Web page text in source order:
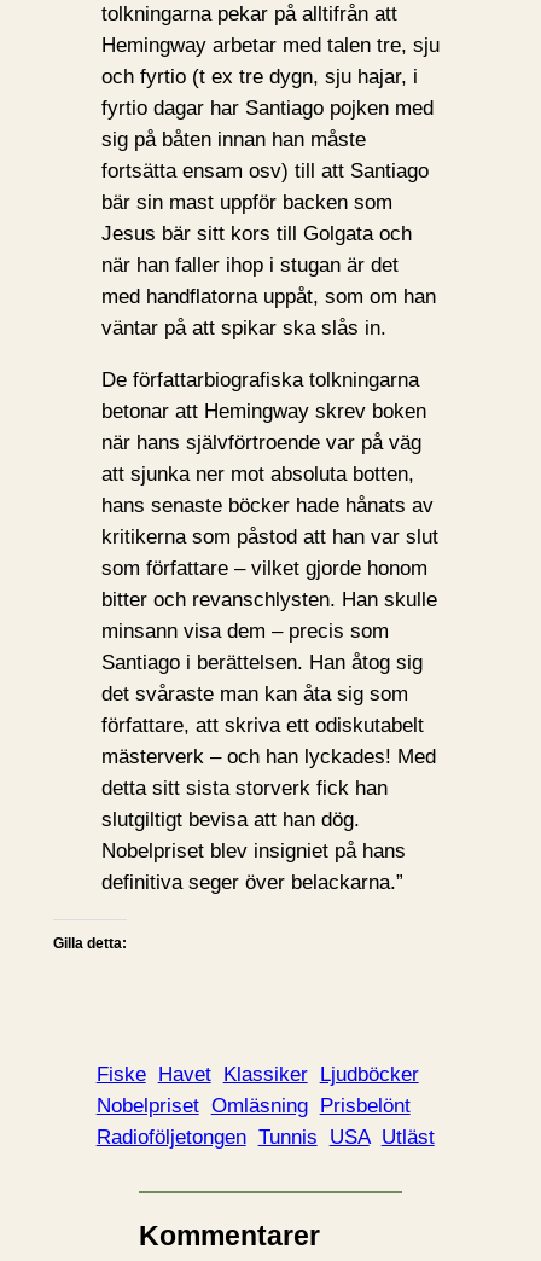
tolkningarna pekar på alltifrån att
Hemingway arbetar med talen tre, sju
och fyrtio (t ex tre dygn, sju hajar, i
fyrtio dagar har Santiago pojken med
sig på båten innan han måste
fortsätta ensam osv) till att Santiago
bär sin mast uppför backen som
Jesus bär sitt kors till Golgata och
när han faller ihop i stugan är det
med handflatorna uppåt, som om han
väntar på att spikar ska slås in.
De författarbiografiska tolkningarna
betonar att Hemingway skrev boken
när hans självförtroende var på väg
att sjunka ner mot absoluta botten,
hans senaste böcker hade hånats av
kritikerna som påstod att han var slut
som författare – vilket gjorde honom
bitter och revanschlysten. Han skulle
minsann visa dem – precis som
Santiago i berättelsen. Han åtog sig
det svåraste man kan åta sig som
författare, att skriva ett odiskutabelt
mästerverk – och han lyckades! Med
detta sitt sista storverk fick han
slutgiltigt bevisa att han dög.
Nobelpriset blev insigniet på hans
definitiva seger över belackarna.”
Gilla detta:
Fiske Havet Klassiker Ljudböcker
Nobelpriset Omläsning Prisbelönt
Radioföljetongen Tunnis USA Utläst
Kommentarer